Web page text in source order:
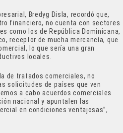
Bredyg Disla, recordó que,
financiero, no cuenta con sectores
como los de República Dominicana,
receptor de mucha mercancía, que
lo que sería una gran
locales.
de tratados comerciales, no
solicitudes de países que ven
a cabo acuerdos comerciales
nacional y apuntalen las
en condiciones ventajosas”,